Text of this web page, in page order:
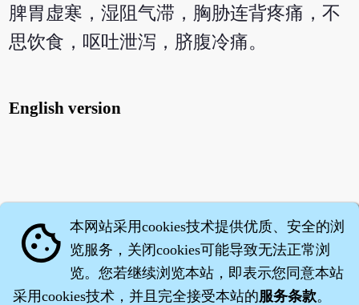
脾胃虚寒，湿阻气滞，胸胁连背疼痛，不
思饮食，呕吐泄泻，脐腹冷痛。
English version
cookie 本网站采用cookies技术提供优质、安全的浏
览服务，关闭cookies可能导致无法正常浏
览。您若继续浏览本站，即表示您同意本站
采用cookies技术，并且完全接受本站的服务条款。